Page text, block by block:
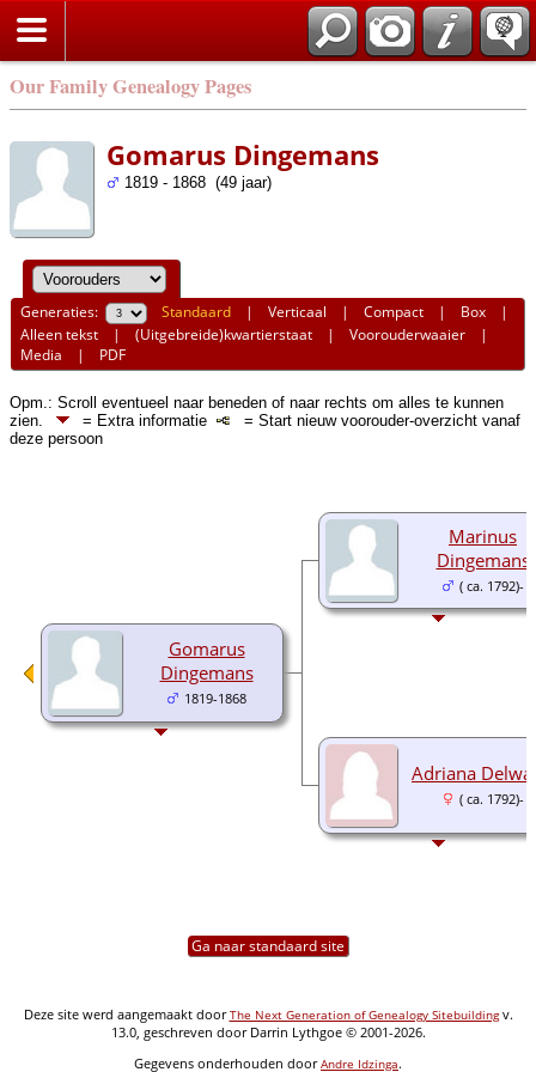
Our Family Genealogy Pages
Gomarus Dingemans
1819 - 1868 (49 jaar)
Generaties: Standaard |Verticaal |Compact | Box |
Alleen tekst |(Uitgebreide)kwartierstaat |Voorouderwaaier |
Media | PDF
Opm.: Scroll eventueel naar beneden of naar rechts om alles te kunnen
zien.
= Extra informatie
= Start nieuw voorouder-overzicht vanaf
deze persoon
Gomarus
Dingemans
1819-1868
Marinus
Dingemans
( ca. 1792)-
Adriana
( ca. 1792)-
Ga naar standaard site
Deze site werd aangemaakt doorThe Next Generation of Genealogy Sitebuildingv.
13.0, geschreven door Darrin Lythgoe © 2001-2026.
Gegevens onderhouden doorAndre Idzinga.